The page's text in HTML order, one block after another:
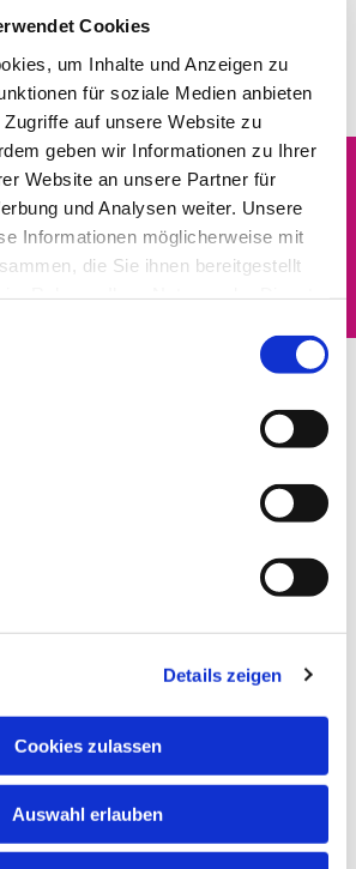
Cookies
um Inhalte und Anzeigen zu
für soziale Medien anbieten
auf unsere Website zu
geben wir Informationen zu Ihrer
Website an unsere Partner für
und Analysen weiter. Unsere
Informationen möglicherweise mit
die Sie ihnen bereitgestellt
Details zeigen
Cookies zulassen
Auswahl erlauben
Sie auch